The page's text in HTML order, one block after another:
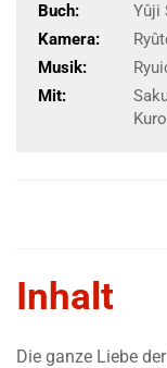
Buch:
Yûji
Kamera:
Musik:
Mit:
Inhalt
Die ganze Liebe